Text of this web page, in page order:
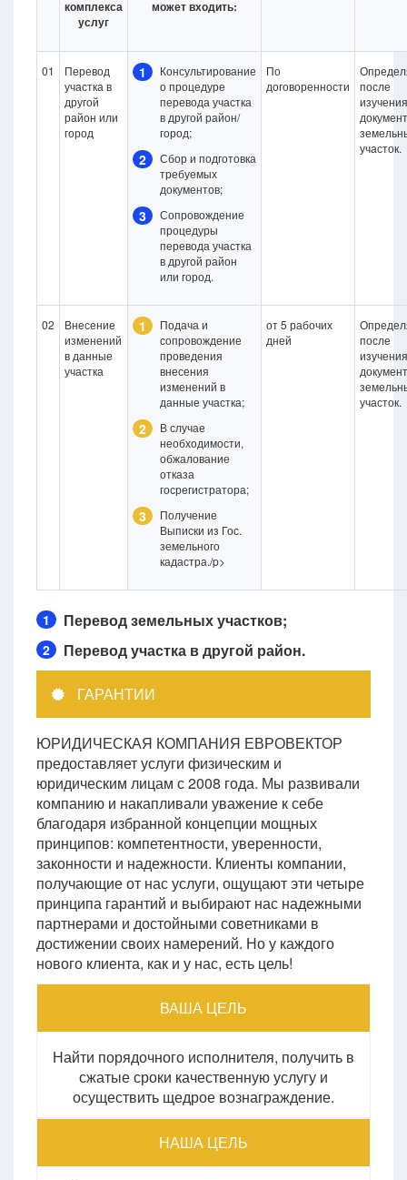
комплекса
услуг
может входить:
01
Перевод
участка в
другой
район или
город
1
Консультирование
о процедуре
перевода участка
в другой район/
город;
2
Сбор и подготовка
требуемых
документов;
3
Сопровождение
процедуры
перевода участка
в другой район
или город.
По
договоренности
после
изучения
участок.
02
Внесение
изменений
в данные
участка
1
Подача и
сопровождение
проведения
внесения
изменений в
данные участка;
2
В случае
необходимости,
обжалование
отказа
госрегистратора;
3
Получение
Выписки из Гос.
земельного
кадастра./p>
от 5 рабочих
дней
после
изучения
участок.
1 Перевод земельных участков;
2 Перевод участка в другой район.
ГАРАНТИИ
ЮРИДИЧЕСКАЯ КОМПАНИЯ ЕВРОВЕКТОР
предоставляет услуги физическим и
юридическим лицам с 2008 года. Мы развивали
компанию и накапливали уважение к себе
благодаря избранной концепции мощных
принципов: компетентности, уверенности,
законности и надежности. Клиенты компании,
получающие от нас услуги, ощущают эти четыре
принципа гарантий и выбирают нас надежными
партнерами и достойными советниками в
достижении своих намерений. Но у каждого
нового клиента, как и у нас, есть цель!
ВАША ЦЕЛЬ
Найти порядочного исполнителя, получить в
сжатые сроки качественную услугу и
осуществить щедрое вознаграждение.
НАША ЦЕЛЬ